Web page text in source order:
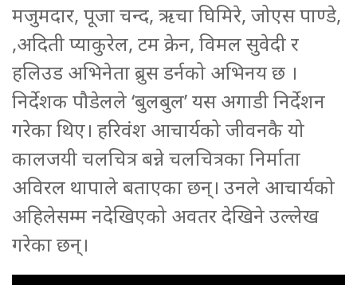
मजुमदार, पूजा चन्द, ऋचा घिमिरे, जोएस पाण्डे,
,अदिती प्याकुरेल, टम क्रेन, विमल सुवेदी र
हलिउड अभिनेता ब्रुस डर्नको अभिनय छ ।
निर्देशक पौडेलले ‘बुलबुल’ यस अगाडी निर्देशन
गरेका थिए। हरिवंश आचार्यको जीवनकै यो
कालजयी चलचित्र बन्ने चलचित्रका निर्माता
अविरल थापाले बताएका छन्। उनले आचार्यको
अहिलेसम्म नदेखिएको अवतर देखिने उल्लेख
गरेका छन्।